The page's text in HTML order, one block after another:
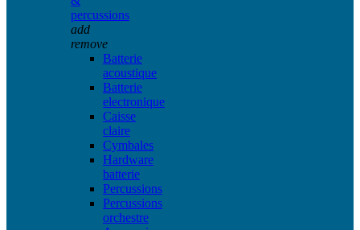
percussions
add
remove
Batterie
acoustique
Batterie
electronique
Caisse
claire
Cymbales
Hardware
batterie
Percussions
Percussions
orchestre